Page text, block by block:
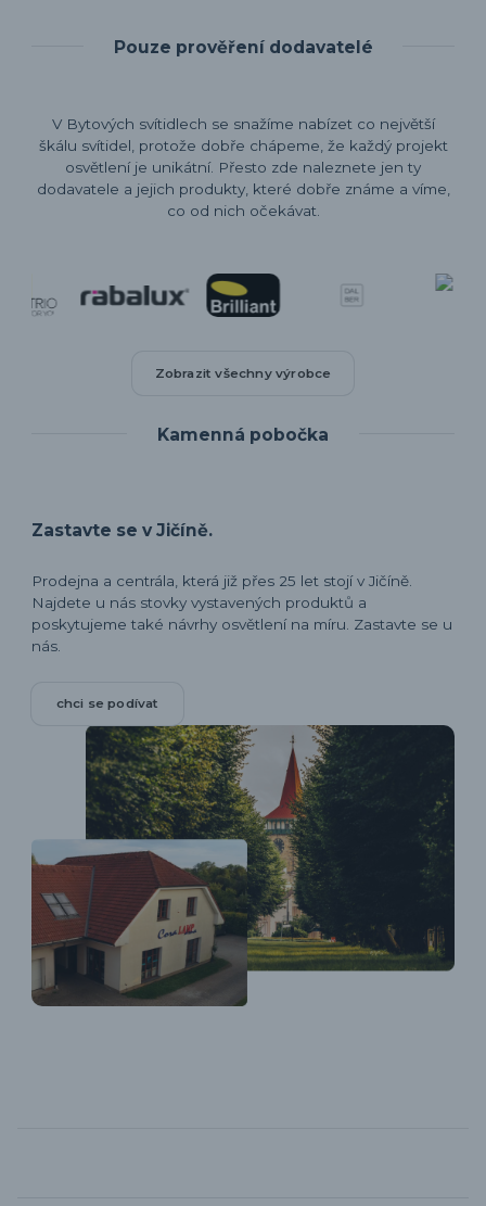
Pouze prověření dodavatelé
V Bytových svítidlech se snažíme nabízet co největší
škálu svítidel, protože dobře chápeme, že každý projekt
osvětlení je unikátní. Přesto zde naleznete jen ty
dodavatele a jejich produkty, které dobře známe a víme,
co od nich očekávat.
Zobrazit všechny výrobce
Kamenná pobočka
Zastavte se v Jičíně.
Prodejna a centrála, která již přes 25 let stojí v Jičíně.
Najdete u nás stovky vystavených produktů a
poskytujeme také návrhy osvětlení na míru. Zastavte se u
nás.
chci se podívat